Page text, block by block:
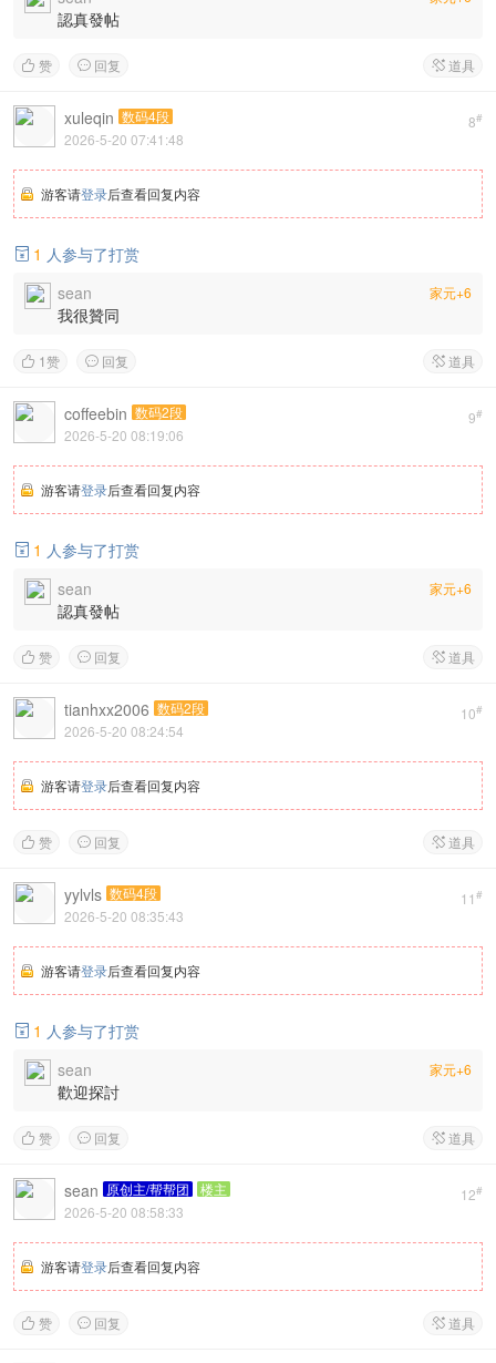
認真發帖
 赞  回复  道具
8#
xuleqin 数码4段
2026-5-20 07:41:48
游客请登录后查看回复内容
 1 人参与了打赏
家元+6
sean
我很贊同
 1赞  回复  道具
9#
coffeebin 数码2段
2026-5-20 08:19:06
游客请登录后查看回复内容
 1 人参与了打赏
家元+6
sean
認真發帖
 赞  回复  道具
10#
tianhxx2006 数码2段
2026-5-20 08:24:54
游客请登录后查看回复内容
 赞  回复  道具
11 #
yylvls 数码4段
2026-5-20 08:35:43
游客请登录后查看回复内容
 1 人参与了打赏
家元+6
sean
歡迎探討
 赞  回复  道具
12#
sean 原创主/帮帮团
楼主
2026-5-20 08:58:33
游客请登录后查看回复内容
 赞  回复  道具